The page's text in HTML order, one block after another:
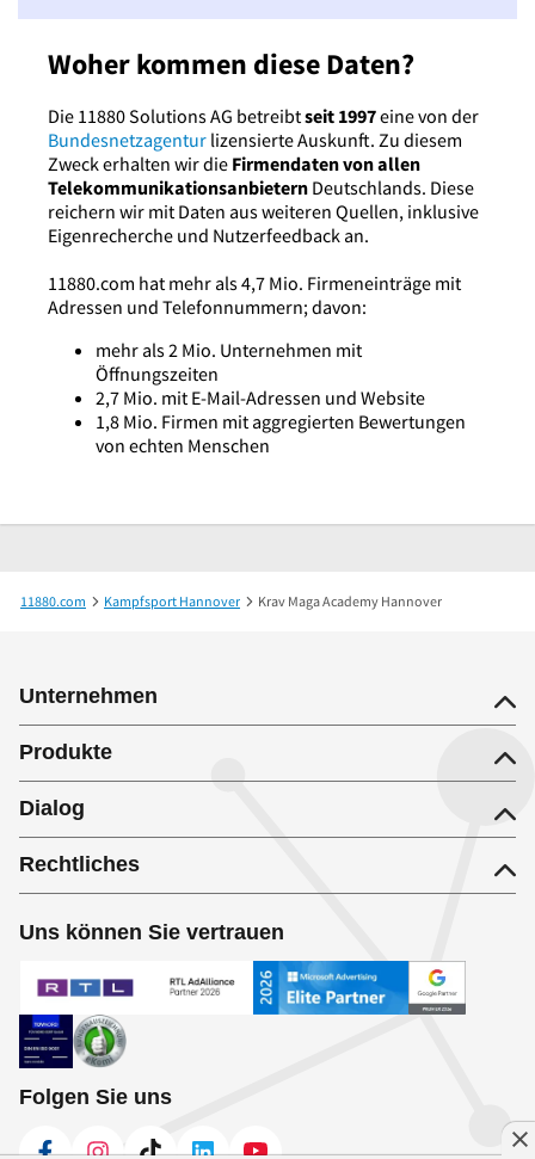
Woher kommen diese Daten?
Die 11880 Solutions AG betreibtseit 1997eine von der
Bundesnetzagentur lizensierte Auskunft. Zu diesem
Zweck erhalten wir die Firmendaten von allen
Telekommunikationsanbietern Deutschlands. Diese
reichern wir mit Daten aus weiteren Quellen, inklusive
Eigenrecherche und Nutzerfeedback an.
11880.com hat mehr als 4,7 Mio. Firmeneinträge mit
Adressen und Telefonnummern; davon:
mehr als 2 Mio. Unternehmen mit
Öffnungszeiten
2,7 Mio. mit E-Mail-Adressen und Website
1,8 Mio. Firmen mit aggregierten Bewertungen
von echten Menschen
11880.com Kampfsport Hannover Krav Maga Academy Hannover
Unternehmen
Produkte
Dialog
Rechtliches
Uns können Sie vertrauen
Folgen Sie uns